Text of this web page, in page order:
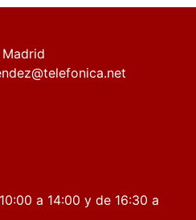
a 14:00 y de 16:30 a